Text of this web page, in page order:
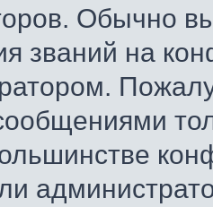
Обычно
званий на